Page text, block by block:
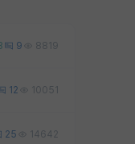
9 8819
12 10051
25 14642